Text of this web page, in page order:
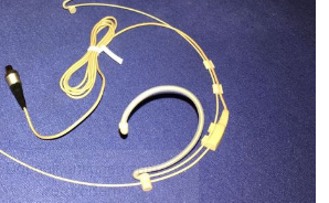
Doppelt antippen zum
vergrößern